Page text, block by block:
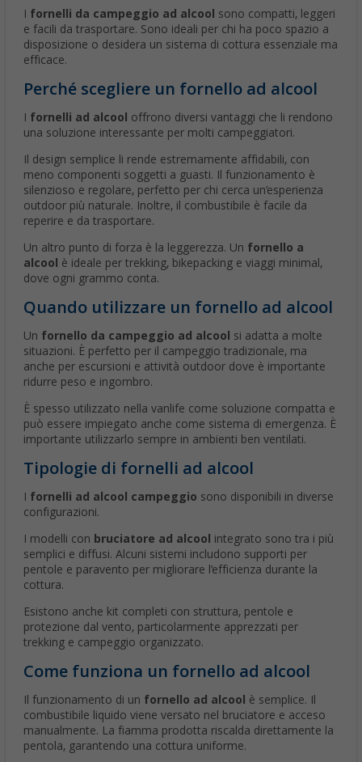
I fornelli da campeggio ad alcool
sono compatti, leggeri
e facili da trasportare. Sono ideali per chi ha poco spazio a
disposizione o desidera un sistema di cottura essenziale ma
efficace.
Perché scegliere un fornello ad alcool
I fornelli ad alcool
offrono diversi vantaggi che li rendono
una soluzione interessante per molti campeggiatori.
Il design semplice li rende estremamente affidabili, con
meno componenti soggetti a guasti. Il funzionamento è
silenzioso e regolare, perfetto per chi cerca un’esperienza
outdoor più naturale. Inoltre, il combustibile è facile da
reperire e da trasportare.
Un altro punto di forza è la leggerezza. Un fornello a
alcool
è ideale per trekking, bikepacking e viaggi minimal,
dove ogni grammo conta.
Quando utilizzare un fornello ad alcool
Un fornello da campeggio ad alcool
si adatta a molte
situazioni. È perfetto per il campeggio tradizionale, ma
anche per escursioni e attività outdoor dove è importante
ridurre peso e ingombro.
È spesso utilizzato nella vanlife come soluzione compatta e
può essere impiegato anche come sistema di emergenza. È
importante utilizzarlo sempre in ambienti ben ventilati.
Tipologie di fornelli ad alcool
I fornelli ad alcool campeggio sono disponibili in diverse
configurazioni.
I modelli con bruciatore ad alcool
integrato sono tra i più
semplici e diffusi. Alcuni sistemi includono supporti per
pentole e paravento per migliorare l’efficienza durante la
cottura.
Esistono anche kit completi con struttura, pentole e
protezione dal vento, particolarmente apprezzati per
trekking e campeggio organizzato.
Come funziona un fornello ad alcool
Il funzionamento di un fornello ad alcool
è semplice. Il
combustibile liquido viene versato nel bruciatore e acceso
manualmente. La fiamma prodotta riscalda direttamente la
pentola, garantendo una cottura uniforme.